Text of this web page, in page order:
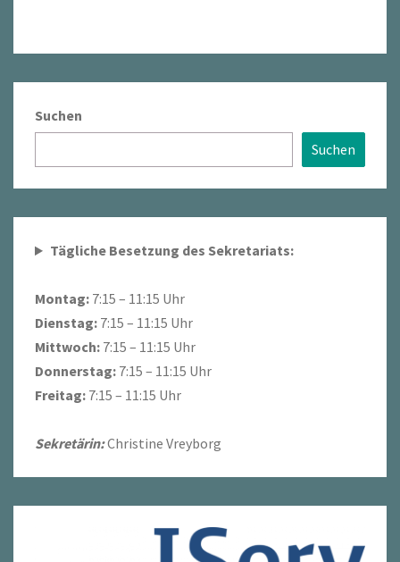
Suchen
Suchen
Tägliche Besetzung des Sekretariats:
Montag: 7:15 – 11:15 Uhr
Dienstag: 7:15 – 11:15 Uhr
Mittwoch: 7:15 – 11:15 Uhr
Donnerstag: 7:15 – 11:15 Uhr
Freitag: 7:15 – 11:15 Uhr
Sekretärin:Christine Vreyborg